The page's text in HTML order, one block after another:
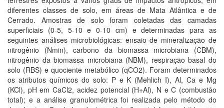
diferentes classes de solo, em áreas de Mata Atlântica e de
Cerrado. Amostras de solo foram coletadas das camadas
superficiais (0-5, 5-10 e 0-10 cm) e determinadas para as
seguintes análises microbiológicas: ensaio de mineralização de
nitrogênio (Nmin), carbono da biomassa microbiana (CBM),
nitrogênio da biomassa microbiana (NBM), respiração basal do
solo (RBS) e quociente metabólico (qCO2). Foram determinados
os atributos químicos do solo: P e K (Mehlich I), Al, Ca e Mg
(KCl), pH em CaCl2, acidez potencial (H+Al), N e C (combustão
total); e a análise granulométrica foi realizada pelo método do